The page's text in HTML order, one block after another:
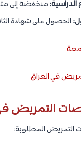
منخفضة إلى
الحصول على شهادة
في العراق
التمريض في
المطلوبة: